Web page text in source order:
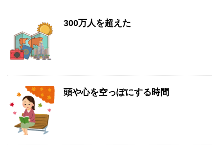
300万人を超えた
頭や心を空っぽにする時間